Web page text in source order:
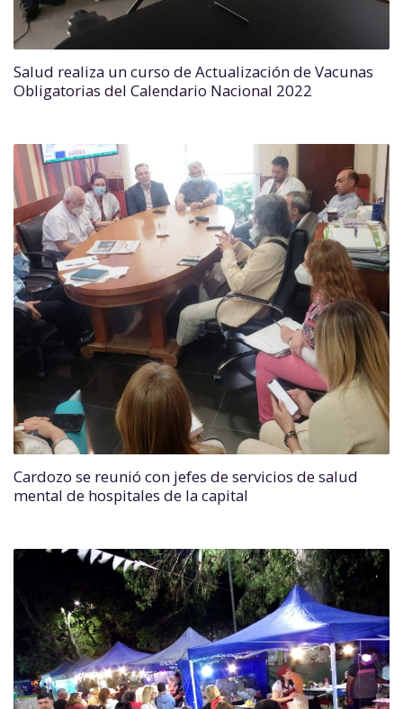
Salud realiza un curso de Actualización de Vacunas
Obligatorias del Calendario Nacional 2022
Cardozo se reunió con jefes de servicios de salud
mental de hospitales de la capital